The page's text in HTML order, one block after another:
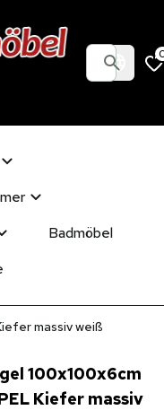
Badmöbel
massiv weiß
100x100x6cm
Kiefer massiv